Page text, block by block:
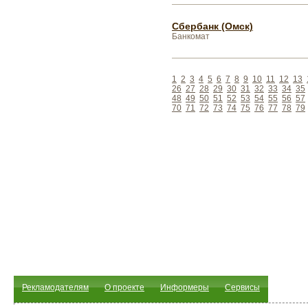
Сбербанк (Омск)
Банкомат
1 2 3 4 5 6 7 8 9 10 11 12 13
26 27 28 29 30 31 32 33 34 35
48 49 50 51 52 53 54 55 56 57
70 71 72 73 74 75 76 77 78 79
Рекламодателям О проекте Информеры Сервисы